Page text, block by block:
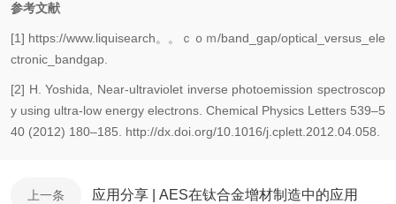
参考文献
[1] https://www.liquisearch。。ｃｏｍ/band_gap/optical_versus_ele
ctronic_bandgap.
[2] H. Yoshida, Near-ultraviolet inverse photoemission spectroscop
y using ultra-low energy electrons. Chemical Physics Letters 539–5
40 (2012) 180–185. http://dx.doi.org/10.1016/j.cplett.2012.04.058.
上一条 应用分享 | AES在钛合金增材制造中的应用